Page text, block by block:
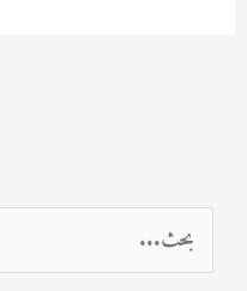
ل